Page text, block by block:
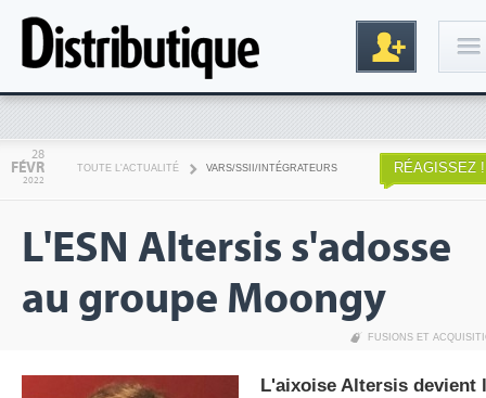
28
FÉVR
2022
TOUTE L'ACTUALITÉ VARS/SSII/INTÉGRATEURS RÉAGISSEZ !
L'ESN Altersis s'adosse
au groupe Moongy
FUSIONS ET
L'aixoise Altersis devient